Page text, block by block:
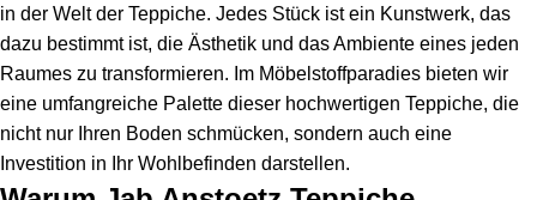
in der Welt der Teppiche. Jedes Stück ist ein Kunstwerk, das
dazu bestimmt ist, die Ästhetik und das Ambiente eines jeden
Raumes zu transformieren. Im Möbelstoffparadies bieten wir
eine umfangreiche Palette dieser hochwertigen Teppiche, die
nicht nur Ihren Boden schmücken, sondern auch eine
Investition in Ihr Wohlbefinden darstellen.